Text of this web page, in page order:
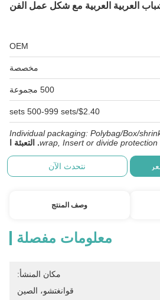
العربية العربية مع شكل عمل الفن
OEM
مخصصة
500 مجموعة
$2.40/sets 500-999 sets
1. Individual packaging: Polybag/Box/
wrap, Insert or divide protection
نتحدث الآن
وصف المنتج
معلومات مفصلة
مكان المنشأ:
قوانغتشو، الصين